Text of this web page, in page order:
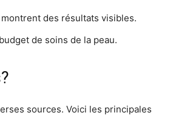
des résultats visibles.
de soins de la peau.
sources. Voici les principales